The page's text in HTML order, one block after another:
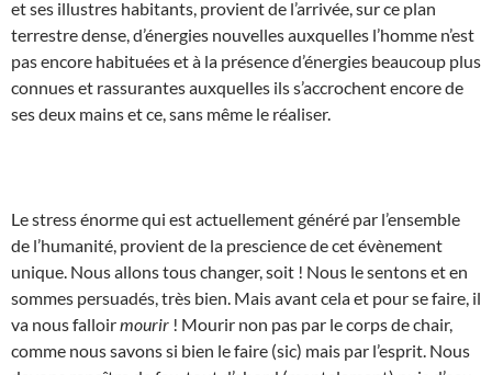
et ses illustres habitants, provient de l’arrivée, sur ce plan
terrestre dense, d’énergies nouvelles auxquelles l’homme n’est
pas encore habituées et à la présence d’énergies beaucoup plus
connues et rassurantes auxquelles ils s’accrochent encore de
ses deux mains et ce, sans même le réaliser.
Le stress énorme qui est actuellement généré par l’ensemble
de l’humanité, provient de la prescience de cet évènement
unique. Nous allons tous changer, soit ! Nous le sentons et en
sommes persuadés, très bien. Mais avant cela et pour se faire, il
va nous falloirmourir ! Mourir non pas par le corps de chair,
comme nous savons si bien le faire (sic) mais par l’esprit. Nous